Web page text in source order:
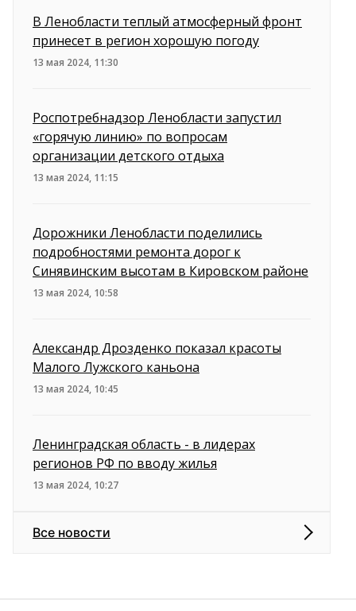
В Ленобласти теплый атмосферный фронт
принесет в регион хорошую погоду
13 мая 2024, 11:30
Роспотребнадзор Ленобласти запустил
«горячую линию» по вопросам
организации детского отдыха
13 мая 2024, 11:15
Дорожники Ленобласти поделились
подробностями ремонта дорог к
Синявинским высотам в Кировском районе
13 мая 2024, 10:58
Александр Дрозденко показал красоты
Малого Лужского каньона
13 мая 2024, 10:45
Ленинградская область - в лидерах
регионов РФ по вводу жилья
13 мая 2024, 10:27
Все новости